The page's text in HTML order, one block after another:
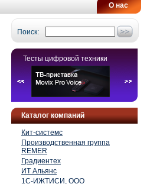
О нас
Поиск:
Тесты цифровой техники
Каталог компаний
Кит-системс
Производственная группа
REMER
Градиентех
ИТ Альянс
1С-ИЖТИСИ, ООО